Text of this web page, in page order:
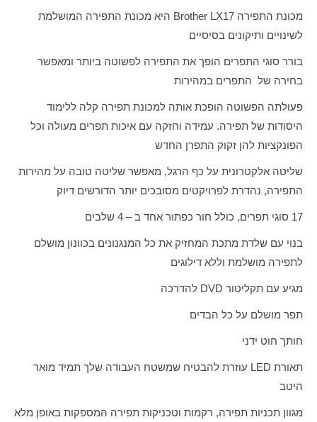
מכונת התפירה Brother LX17 היא מכונת התפירה המושלמת
לשינויים ותיקונים בסיסיים
בורר סוגי התפרים הופך את התפירה לפשוטה ביותר ומאפשר
בחירה של התפרים במהירות
פעולתה הפשוטה הופכת אותה למכונת תפירה קלה ללימוד
היסודות של תפירה. עמידה וחזקה עם איכות תפרים מעולה וכל
הפונקציות להן זקוק התפרן החדש
שליטה אלקטרונית על כף הרגל, מאפשר שליטה טובה על מהירות
התפירה, נהדרת לפרויקטים מסובכים יותר הדורשים דיוק
17 סוגי תפרים, כולל חור כפתור אחד ב – 4 שלבים
בנוי עם שלדת מתכת המחזיק את כל המנגנונים בכוונון מושלם
לתפירה מושלמת וללא דילוגים
מגיע עם תקליטור DVD להדרכה
תפר מושלם על כל הבדים
חותך חוט ידני
תאורת LED עוזרת להבטיח שמשטח העבודה שלך תמיד מואר
היטב
מגוון תכניות תפירה, רקמות וטכניקות תפירה המספקות באופן מלא